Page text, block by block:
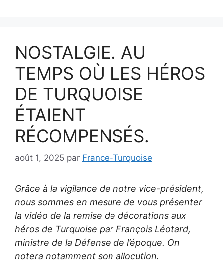
NOSTALGIE. AU
TEMPS OÙ LES HÉROS
DE TURQUOISE
ÉTAIENT
RÉCOMPENSÉS.
août 1, 2025 par France-Turquoise
Grâce à la vigilance de notre vice-président,
nous sommes en mesure de vous présenter
la vidéo de la remise de décorations aux
héros de Turquoise par François Léotard,
ministre de la Défense de l’époque. On
notera notamment son allocution.